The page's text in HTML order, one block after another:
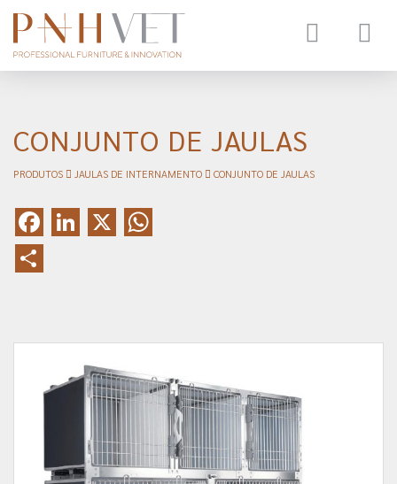
CONJUNTO DE JAULAS
PRODUTOS JAULAS DE INTERNAMENTO CONJUNTO DE JAULAS
FacebookLinkedIn